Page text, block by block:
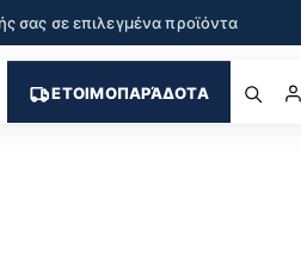
σας σε επιλεγμένα προϊόντα
ΕΤΟΙΜΟΠΑΡΆΔΟΤΑ